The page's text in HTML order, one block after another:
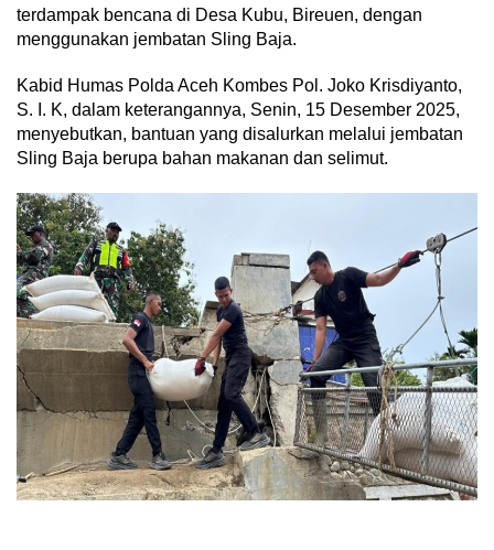
terdampak bencana di Desa Kubu, Bireuen, dengan
menggunakan jembatan Sling Baja.
Kabid Humas Polda Aceh Kombes Pol. Joko Krisdiyanto,
S. I. K, dalam keterangannya, Senin, 15 Desember 2025,
menyebutkan, bantuan yang disalurkan melalui jembatan
Sling Baja berupa bahan makanan dan selimut.